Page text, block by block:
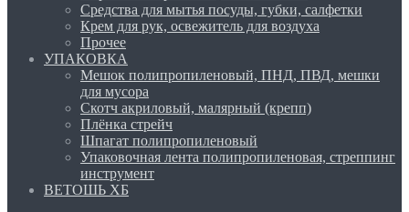
Средства для мытья посуды, губки, салфетки
Крем для рук, освежитель для воздуха
Прочее
УПАКОВКА
Мешок полипропиленовый, ПНД, ПВД, мешки
для мусора
Скотч акриловый, малярный (крепп)
Плёнка стрейч
Шпагат полипропиленовый
Упаковочная лента полипропиленовая, стреппинг
инструмент
ВЕТОШЬ ХБ